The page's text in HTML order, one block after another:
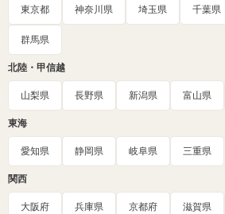
東京都 神奈川県 埼玉県 千葉県
群馬県
北陸・甲信越
山梨県 長野県 新潟県 富山県
東海
愛知県 静岡県 岐阜県 三重県
関西
大阪府 兵庫県 京都府 滋賀県